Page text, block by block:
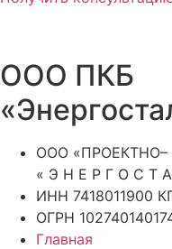
ООО ПКБ
ООО
« Э Н Е Р Г О С Т
ИНН 7418011900
ОГРН
Главная